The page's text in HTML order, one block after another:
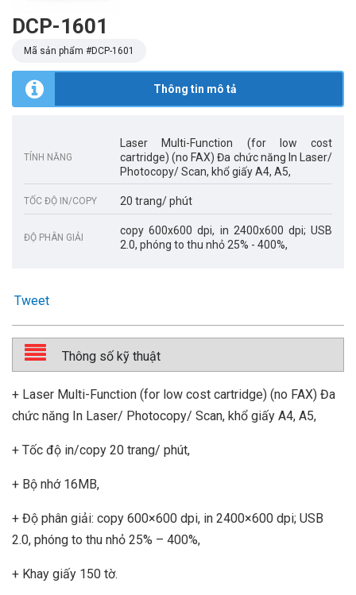
DCP-1601
Mã sản phẩm #DCP-1601
Thông tin mô tả
TÍNH NĂNG
Laser Multi-Function (for low cost
cartridge) (no FAX) Đa chức năng In Laser/
Photocopy/ Scan, khổ giấy A4, A5,
TỐC ĐỘ IN/COPY 20 trang/ phút
ĐỘ PHÂN GIẢI
copy 600x600 dpi, in 2400x600 dpi; USB
2.0, phóng to thu nhỏ 25% - 400%,
Tweet
Thông số kỹ thuật
+ Laser Multi-Function (for low cost cartridge) (no FAX) Đa
chức năng In Laser/ Photocopy/ Scan, khổ giấy A4, A5,
+ Tốc độ in/copy 20 trang/ phút,
+ Bộ nhớ 16MB,
+ Độ phân giải: copy 600×600 dpi, in 2400×600 dpi; USB
2.0, phóng to thu nhỏ 25% – 400%,
+ Khay giấy 150 tờ.